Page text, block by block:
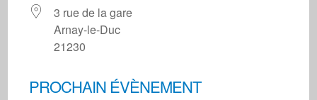
3 rue de la gare
Arnay-le-Duc
21230
PROCHAIN ÉVÈNEMENT